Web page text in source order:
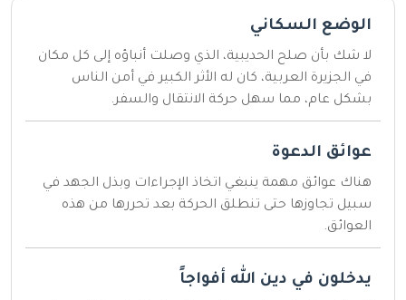
الوضع السكاني
لا شك بأن صلح الحديبية، الذي وصلت أنباؤه إلى كل مكان
في الجزيرة العربية، كان له الأثر الكبير في أمن الناس
بشكل عام، مما سهل حركة الانتقال والسفر.
عوائق الدعوة
هناك عوائق مهمة ينبغي اتخاذ الإجراءات وبذل الجهد في
سبيل تجاوزها حتى تنطلق الحركة بعد تحررها من هذه
العوائق.
يدخلون في دين الله أفواجاً